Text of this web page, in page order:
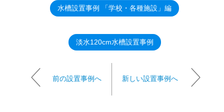
水槽設置事例 「学校・各種施設」編
淡水120cm水槽設置事例
前の設置事例へ 新しい設置事例へ